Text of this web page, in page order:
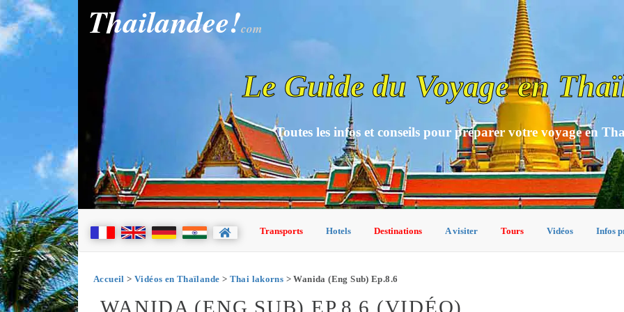
Thailandee!com
Le Guide du Voyage en
Toutes les infos et conseils pour préparer votre voyage en
Transports Hotels Destinations A visiter Tours Vidéos Infos
Accueil > Vidéos en Thaïlande > Thai lakorns > Wanida (Eng Sub) Ep.8.6
WANIDA (ENG SUB) EP.8.6 (VIDÉO)